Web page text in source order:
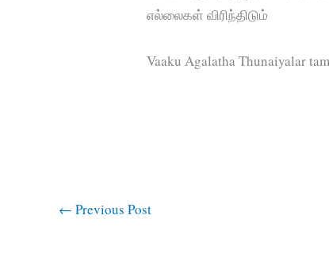
எல்லைகள் விரிந்திடும்
Vaaku Agalatha Thunaiyalar
← Previous Post